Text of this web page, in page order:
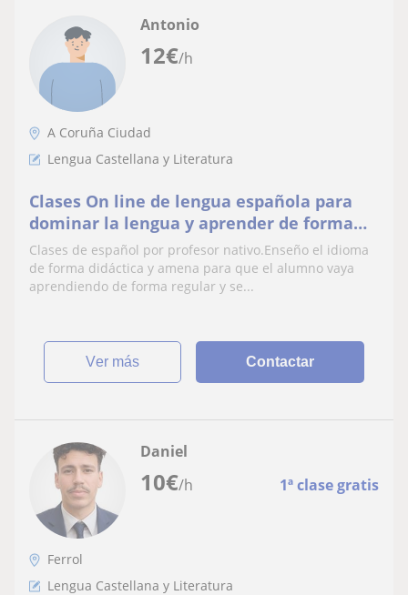
12€/h
Antonio
A Coruña Ciudad
Lengua Castellana y Literatura
Clases On line de lengua española para
dominar la lengua y aprender de forma
didáctica
Clases de español por profesor nativo.Enseño el idioma
de forma didáctica y amena para que el alumno vaya
aprendiendo de forma regular y se...
ver más Contactar
10€/h 1ª clase gratis
Daniel
Ferrol
Lengua Castellana y Literatura